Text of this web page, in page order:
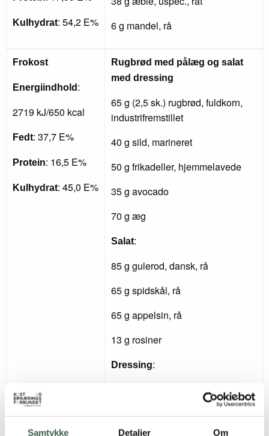
Samtykke Detaljer Om
Kulhydrat: 54,2 E%
6 g mandel, rå
Frokost
Energiindhold :
2719 kJ/650 kcal
Fedt: 37,7 E%
Protein: 16,5 E%
Kulhydrat: 45,0 E%
Rugbrød med pålæg og salat
med dressing
65 g (2,5 sk.) rugbrød, fuldkorn,
industrifremstillet
40 g sild, marineret
50 g frikadeller, hjemmelavede
35 g avocado
70 g æg
Salat:
85 g gulerod, dansk, rå
65 g spidskål, rå
65 g appelsin, rå
13 g rosiner
Dressing:
1,5 spsk. citronsaft, friskpresset
0,75 tsk. (5 g) honning